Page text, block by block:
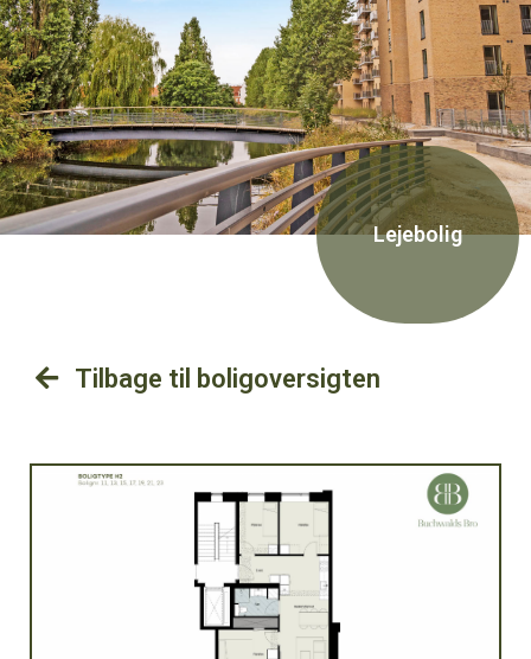
Lejebolig
Tilbage til boligoversigten